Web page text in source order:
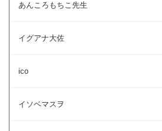
あんころもちこ先生
イグアナ大佐
ico
イソベマスヲ